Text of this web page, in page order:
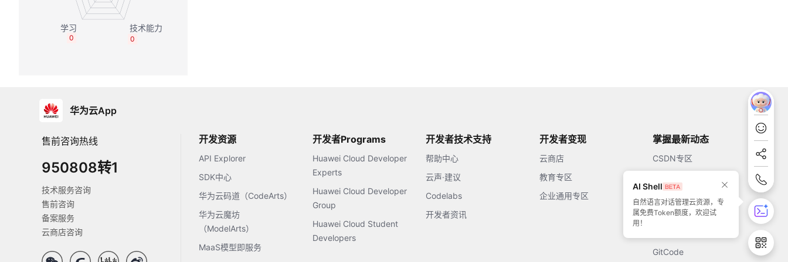
0
0
华为云App
售前咨询热线
950808转1
技术服务咨询
售前咨询
备案服务
云商店咨询
开发资源
API Explorer
SDK中心
华为云码道（CodeArts）
华为云魔坊
（ModelArts）
MaaS模型即服务
开发者Programs
Huawei Cloud Developer
Experts
Huawei Cloud Developer
Group
Huawei Cloud Student
Developers
开发者技术支持
帮助中心
云声·建议
Codelabs
开发者资讯
开发者变现
云商店
教育专区
企业通用专区
掌握最新动态
CSDN专区
51CTO
GitCode
AI Shell
自然语言对话管理云资源，专
属免费Token额度，欢迎试
用！